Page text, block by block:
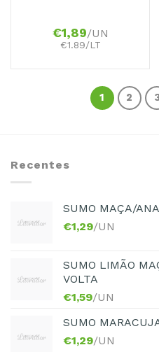
€1,89/UN
€1.89/LT
1 2
Recentes
SUMO MAÇA/
€1,29/UN
SUMO LIMÃO
VOLTA
€1,59/UN
SUMO
€1,29/UN